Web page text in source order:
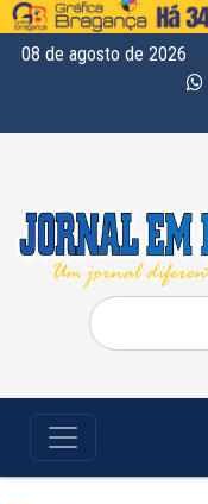
08 de agosto de 2026
Pesquisar
por: